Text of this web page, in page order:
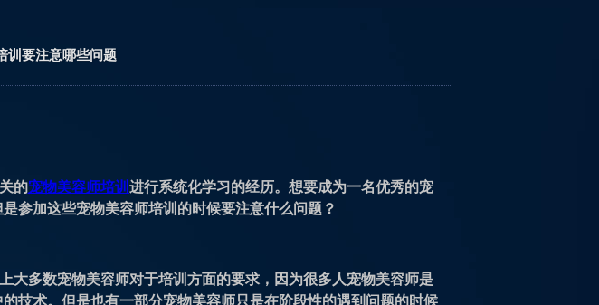
训要注意哪些问题
的宠物美容师培训 进行系统化学习的经历。想要成为一名优秀的宠
参加这些宠物美容师培训的时候要注意什么问题？
大多数宠物美容师对于培训方面的要求，因为很多人宠物美容师是
技术。但是也有一部分宠物美容师只是在阶段性的遇到问题的时候